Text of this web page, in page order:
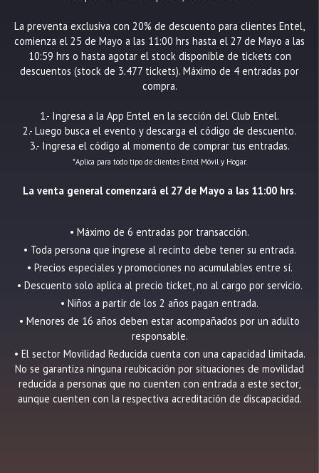
La preventa exclusiva con 20% de descuento para clientes Entel,
comienza el 25 de Mayo a las 11:00 hrs hasta el 27 de Mayo a las
10:59 hrs o hasta agotar el stock disponible de tickets con
descuentos (stock de 3.477 tickets). Máximo de 4 entradas por
compra.
1.- Ingresa a la App Entel en la sección del Club Entel.
2.- Luego busca el evento y descarga el código de descuento.
3.- Ingresa el código al momento de comprar tus entradas.
*Aplica para todo tipo de clientes Entel Móvil y Hogar.
La venta general comenzará el 27 de Mayo a las 11:00 hrs.
• Máximo de 6 entradas por transacción.
• Toda persona que ingrese al recinto debe tener su entrada.
• Precios especiales y promociones no acumulables entre sí.
• Descuento solo aplica al precio ticket, no al cargo por servicio.
• Niños a partir de los 2 años pagan entrada.
• Menores de 16 años deben estar acompañados por un adulto
responsable.
• El sector Movilidad Reducida cuenta con una capacidad limitada.
No se garantiza ninguna reubicación por situaciones de movilidad
reducida a personas que no cuenten con entrada a este sector,
aunque cuenten con la respectiva acreditación de discapacidad.